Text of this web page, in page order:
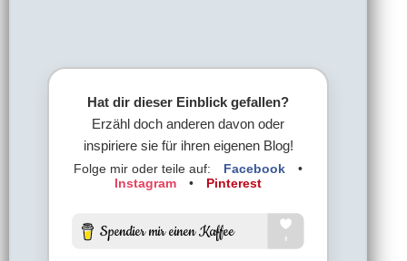
Hat dir dieser Einblick gefallen?
Erzähl doch anderen davon oder
inspiriere sie für ihren eigenen Blog!
Folge mir oder teile auf: Facebook
•
Instagram
• Pinterest